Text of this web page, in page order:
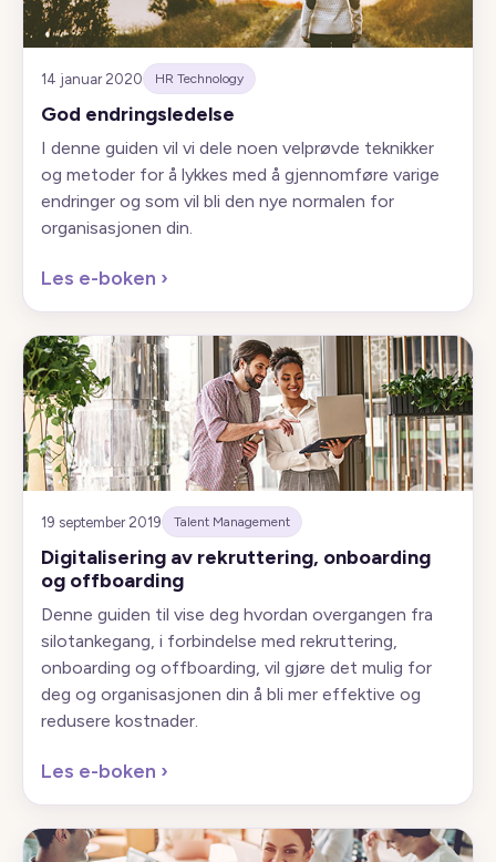
14 januar 2020 HR Technology
God endringsledelse
I denne guiden vil vi dele noen velprøvde teknikker
og metoder for å lykkes med å gjennomføre varige
endringer og som vil bli den nye normalen for
organisasjonen din.
Les e-boken ›
19 september 2019 Talent Management
Digitalisering av rekruttering, onboarding
og offboarding
Denne guiden til vise deg hvordan overgangen fra
silotankegang, i forbindelse med rekruttering,
onboarding og offboarding, vil gjøre det mulig for
deg og organisasjonen din å bli mer effektive og
redusere kostnader.
Les e-boken ›